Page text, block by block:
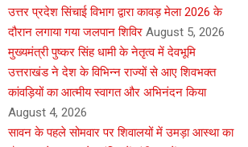
उत्तर प्रदेश सिंचाई विभाग द्वारा कावड़ मेला 2026 के
दौरान लगाया गया जलपान शिविर August 5, 2026
मुख्यमंत्री पुष्कर सिंह धामी के नेतृत्व में देवभूमि
उत्तराखंड ने देश के विभिन्न राज्यों से आए शिवभक्त
कांवड़ियों का आत्मीय स्वागत और अभिनंदन किया
August 4, 2026
सावन के पहले सोमवार पर शिवालयों में उमड़ा आस्था का